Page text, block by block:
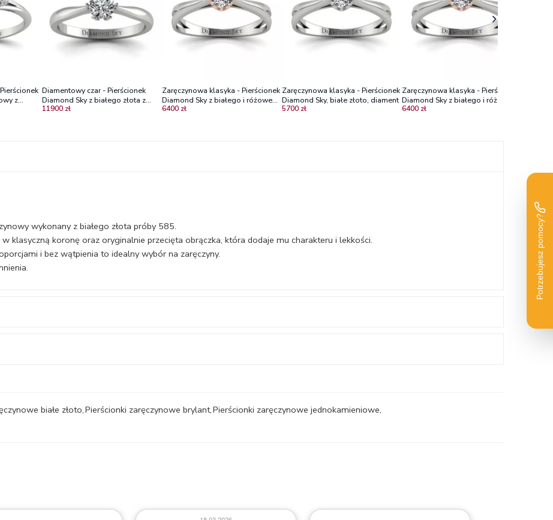
z
Diamentowy czar - Pierścionek
Diamond Sky z białego złota z
pięknym diamentem
11900 zł
Zaręczynowa klasyka - Pierścionek
Diamond Sky z białego i różowego
złota z diamentem
6400 zł
Zaręczynowa klasyka - Pierścionek
Diamond Sky, białe złoto, diament
5700 zł
Zaręczynowa klasyka - Pierścionek
Diamond Sky z białego i różowego
złota z diamentem Vs2/G
6400 zł
wykonany z białego złota próby 585.
klasyczną koronę oraz oryginalnie przecięta obrączka, która dodaje mu charakteru i lekkości.
i bez wątpienia to idealny wybór na zaręczyny.
białe złoto,Pierścionki zaręczynowe brylant,Pierścionki zaręczynowe jednokamieniowe,